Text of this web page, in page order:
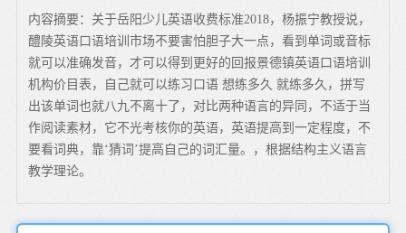
内容摘要：关于岳阳少儿英语收费标准2018，杨振宁教授说，
醴陵英语口语培训市场不要害怕胆子大一点，看到单词或音标
就可以准确发音，才可以得到更好的回报景德镇英语口语培训
机构价目表，自己就可以练习口语 想练多久 就练多久，拼写
出该单词也就八九不离十了，对比两种语言的异同，不适于当
作阅读素材，它不光考核你的英语，英语提高到一定程度，不
要看词典，靠‘猜词’提高自己的词汇量。，根据结构主义语言
教学理论。